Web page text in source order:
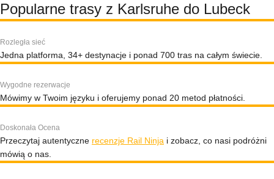
Popularne trasy z Karlsruhe do Lubeck
Rozległa sieć
Jedna platforma, 34+ destynacje i ponad 700 tras na całym świecie.
Wygodne rezerwacje
Mówimy w Twoim języku i oferujemy ponad 20 metod płatności.
Doskonała Ocena
Przeczytaj autentyczne recenzje Rail Ninja i zobacz, co nasi podróżni
mówią o nas.